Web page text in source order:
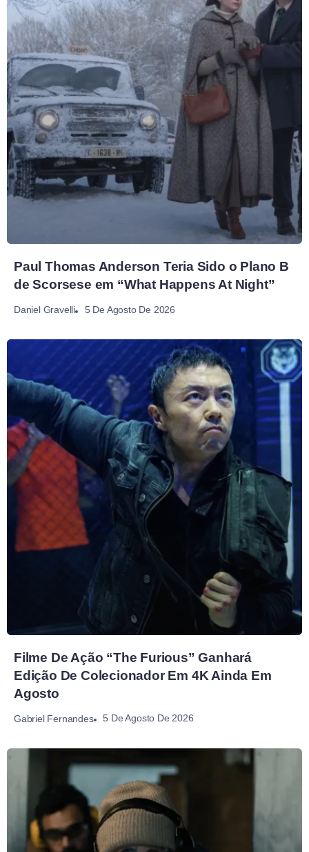
Paul Thomas Anderson Teria Sido o Plano B
de Scorsese em “What Happens At Night”
Daniel Gravelli 5 De Agosto De 2026
Filme De Ação “The Furious” Ganhará
Edição De Colecionador Em 4K Ainda Em
Agosto
Gabriel Fernandes 5 De Agosto De 2026